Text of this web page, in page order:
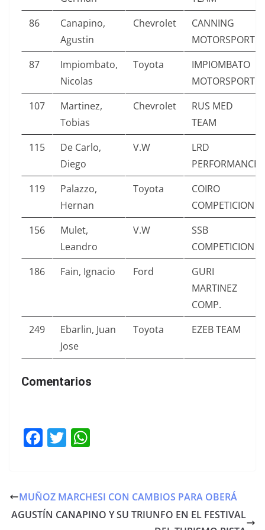
86
Canapino,
Agustin
Chevrolet
CANNING
MOTORSPORT
87
Impiombato,
Nicolas
Toyota
IMPIOMBATO
MOTORSPORT
107
Martinez,
Tobias
Chevrolet
RUS MED
TEAM
115
De Carlo,
Diego
V.W
LRD
PERFORMANCE
119
Palazzo,
Hernan
Toyota
COIRO
COMPETICION
156
Mulet,
Leandro
V.W
SSB
COMPETICION
186
Fain, Ignacio Ford
GURI
MARTINEZ
COMP.
249
Ebarlin, Juan
Jose
Toyota EZEB TEAM
Comentarios
F
e
b
T
er s
A
MUÑOZ MARCHESI CON CAMBIOS PARA OBERÁ
AGUSTÍN CANAPINO Y SU TRIUNFO EN EL FESTIVAL